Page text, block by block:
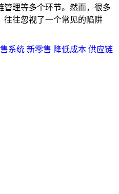
管理等多个环节。然而，很多
往往忽视了一个常见的陷阱
系统 新零售 降低成本 供应链